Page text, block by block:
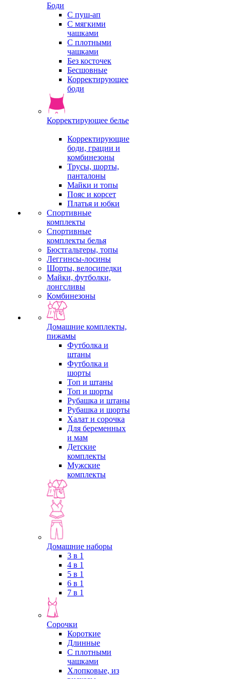
Боди
С пуш-ап
С мягкими
чашками
С плотными
чашками
Без косточек
Бесшовные
Корректирующее
боди
Корректирующее белье
Корректирующие
боди, грации и
комбинезоны
Трусы, шорты,
панталоны
Майки и топы
Пояс и корсет
Платья и юбки
Спортивные
комплекты
Спортивные
комплекты белья
Бюстгальтеры, топы
Леггинсы-лосины
Шорты, велосипедки
Майки, футболки,
лонгсливы
Комбинезоны
Домашние комплекты,
пижамы
Футболка и
штаны
Футболка и
шорты
Топ и штаны
Топ и шорты
Рубашка и штаны
Рубашка и шорты
Халат и сорочка
Для беременных
и мам
Детские
комплекты
Мужские
комплекты
Домашние наборы
3 в 1
4 в 1
5 в 1
6 в 1
7 в 1
Сорочки
Короткие
Длинные
С плотными
чашками
Хлопковые, из